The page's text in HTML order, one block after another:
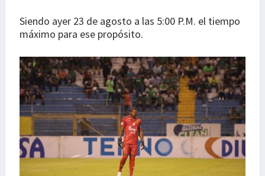
Siendo ayer 23 de agosto a las 5:00 P.M. el tiempo
máximo para ese propósito.